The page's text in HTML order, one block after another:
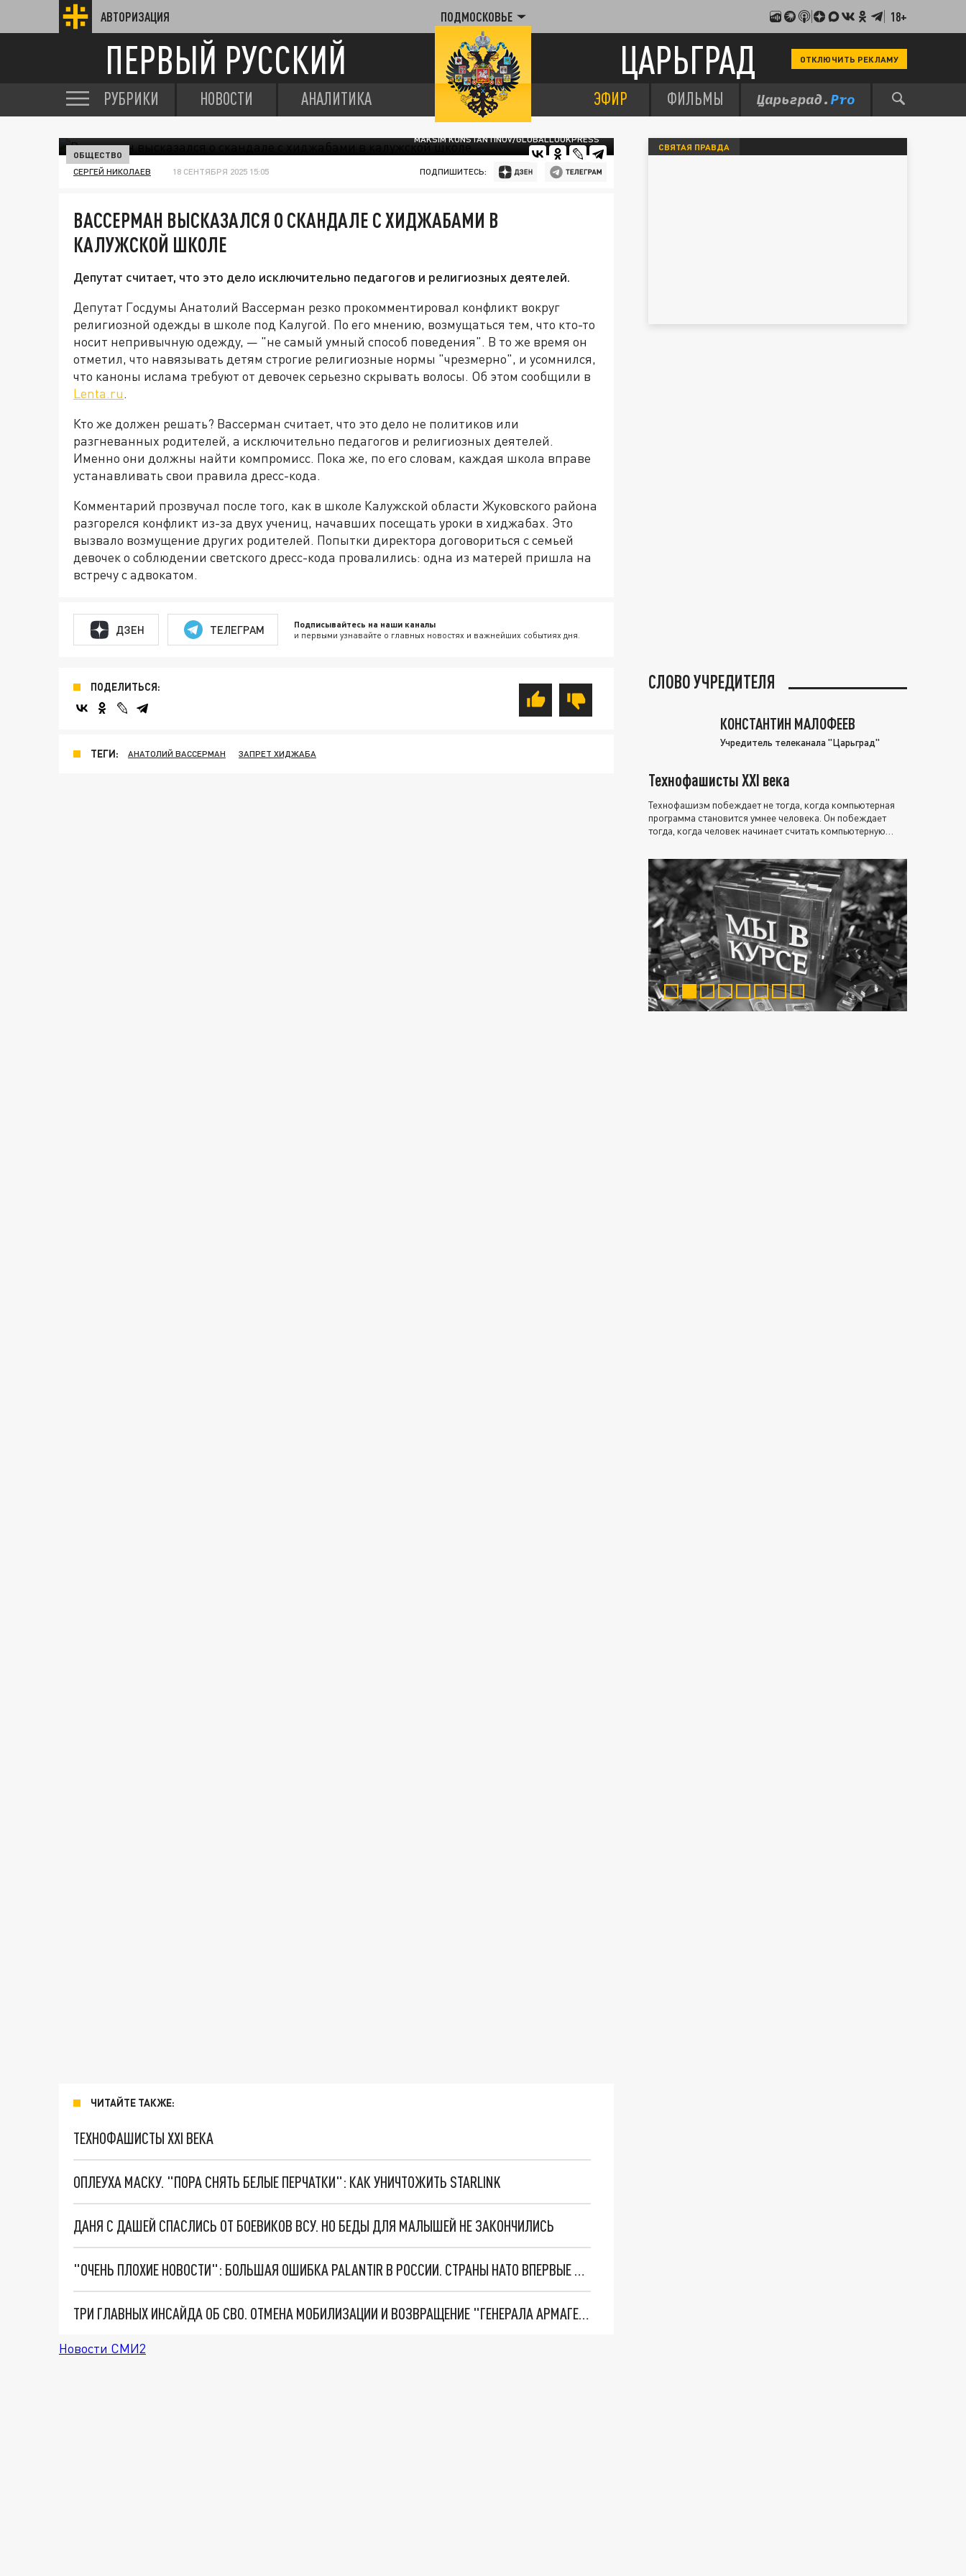
АВТОРИЗАЦИЯ ПОДМОСКОВЬЕ 18+
ПЕРВЫЙ РУССКИЙ ЦАРЬГРАД ОТКЛЮЧИТЬ РЕКЛАМУ
РУБРИКИ НОВОСТИ АНАЛИТИКА ЭФИР ФИЛЬМЫ
MAKSIM KONSTANTINOV/GLOBALLOOKPRESS
ОБЩЕСТВО
СЕРГЕЙ НИКОЛАЕВ 18 СЕНТЯБРЯ 2025 15:05 ПОДПИШИТЕСЬ:
ВАССЕРМАН ВЫСКАЗАЛСЯ О СКАНДАЛЕ С ХИДЖАБАМИ В
КАЛУЖСКОЙ ШКОЛЕ
Депутат считает, что это дело исключительно педагогов и религиозных деятелей.
Депутат Госдумы Анатолий Вассерман резко прокомментировал конфликт вокруг
религиозной одежды в школе под Калугой. По его мнению, возмущаться тем, что кто-то
носит непривычную одежду, — "не самый умный способ поведения". В то же время он
отметил, что навязывать детям строгие религиозные нормы "чрезмерно", и усомнился,
что каноны ислама требуют от девочек серьезно скрывать волосы. Об этом сообщили в
Lenta.ru.
Кто же должен решать? Вассерман считает, что это дело не политиков или
разгневанных родителей, а исключительно педагогов и религиозных деятелей.
Именно они должны найти компромисс. Пока же, по его словам, каждая школа вправе
устанавливать свои правила дресс-кода.
Комментарий прозвучал после того, как в школе Калужской области Жуковского района
разгорелся конфликт из-за двух учениц, начавших посещать уроки в хиджабах. Это
вызвало возмущение других родителей. Попытки директора договориться с семьей
девочек о соблюдении светского дресс-кода провалились: одна из матерей пришла на
встречу с адвокатом.
ДЗЕН ТЕЛЕГРАМ Подписывайтесь на наши каналы
и первыми узнавайте о главных новостях и важнейших событиях дня.
ПОДЕЛИТЬСЯ:
ТЕГИ: АНАТОЛИЙ ВАССЕРМАН ЗАПРЕТ ХИДЖАБА
ЧИТАЙТЕ ТАКЖЕ:
ТЕХНОФАШИСТЫ XXI ВЕКА
ОПЛЕУХА МАСКУ. "ПОРА СНЯТЬ БЕЛЫЕ ПЕРЧАТКИ": КАК УНИЧТОЖИТЬ STARLINK
ДАНЯ С ДАШЕЙ СПАСЛИСЬ ОТ БОЕВИКОВ ВСУ. НО БЕДЫ ДЛЯ МАЛЫШЕЙ НЕ ЗАКОНЧИЛИСЬ
"ОЧЕНЬ ПЛОХИЕ НОВОСТИ": БОЛЬШАЯ ОШИБКА PALANTIR В РОССИИ. СТРАНЫ НАТО ВПЕРВЫЕ ЗА СВО ОСТАНОВИЛИ ПОСТАВКИ ОРУЖИЯ. ВСУ ТЕРЯЮТ ПРИГРАНИЧЬЕ?
ТРИ ГЛАВНЫХ ИНСАЙДА ОБ СВО. ОТМЕНА МОБИЛИЗАЦИИ И ВОЗВРАЩЕНИЕ "ГЕНЕРАЛА АРМАГЕДДОНА"? ОТЛИЧНЫЕ НОВОСТИ, КОТОРЫЕ ЖДАЛИ ВСЕ
Новости СМИ2
СВЯТАЯ ПРАВДА
СЛОВО УЧРЕДИТЕЛЯ
КОНСТАНТИН МАЛОФЕЕВ
Учредитель телеканала "Царьград"
Технофашисты XXI века
Технофашизм побеждает не тогда, когда компьютерная
программа становится умнее человека. Он побеждает
тогда, когда человек начинает считать компьютерную